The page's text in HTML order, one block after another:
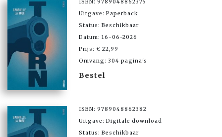
ISBN: 9789048862375
Uitgave: Paperback
Status: Beschikbaar
Datum: 16-06-2026
Prijs: € 22,99
Omvang: 304 pagina's
Bestel
ISBN: 9789048862382
Uitgave: Digitale download
Status: Beschikbaar